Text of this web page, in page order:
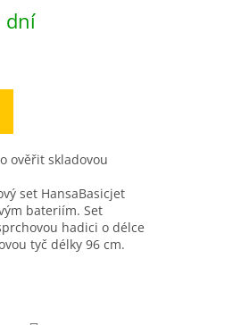
dní
ověřit skladovou
set HansaBasicjet
bateriím. Set
hadici o délce
tyč délky 96 cm.